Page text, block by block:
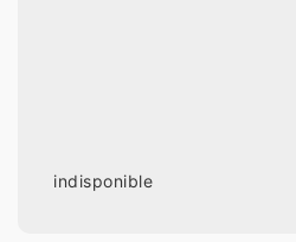
indisponible